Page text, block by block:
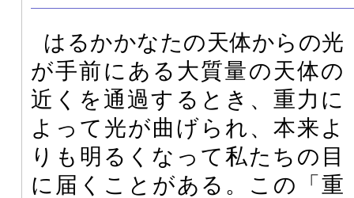
はるかかなたの天体からの光
が手前にある大質量の天体の
近くを通過するとき、重力に
よって光が曲げられ、本来よ
りも明るくなって私たちの目
に届くことがある。この「重